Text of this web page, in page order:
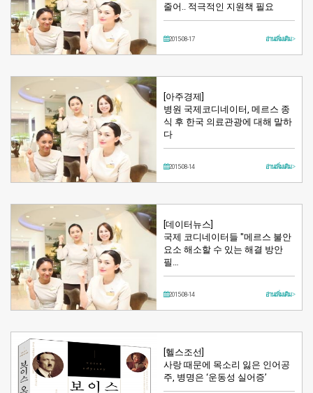
줄어.. 적극적인 지원책 필요
2015-08-17 อ่านเพิ่มเติม >
[아주경제]
병원 국제코디네이터, 메르스 종
식 후 한국 의료관광에 대해 말하
다
2015-08-14 อ่านเพิ่มเติม >
[데이터뉴스]
국제 코디네이터들 "메르스 불안
요소 해소할 수 있는 해결 방안
필…
2015-08-14 อ่านเพิ่มเติม >
[헬스조선]
사랑 때문에 목소리 잃은 인어공
주, 병명은 ‘운동성 실어증’